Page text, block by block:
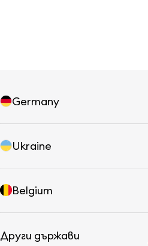
Germany
Ukraine
Belgium
Други държави